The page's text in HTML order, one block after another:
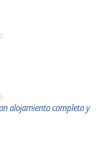
alojamiento completo y